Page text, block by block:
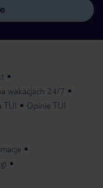
wakacjach 24/7
TUI Opinie TUI